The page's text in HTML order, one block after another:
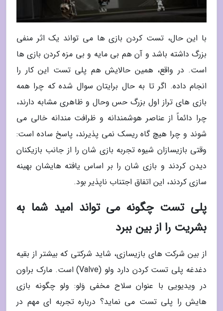
با این حال، تست کردن بازی ها می تواند یک اثر منفی
بزرگ داشته باشد و آن هم بی مایه و بی مزه کردن بازی ها
است. در واقع، همین حالایش هم پلی تست این کار را
انجام داده. اگر تا به حال برایتان سوال شده که چرا همه
بازی های تراز اول بزرگ حس وحال و ظاهری مشابه دارند،
چرا دائماً از عناصر هوشمندانه و ظرافت مندانه خالی می
شوند و چرا هیچ گاه ریسک نمی پذیرند، پاسخ ساده است:
وقتی بازیسازان شیوه تجربه بازی شان را از جانب بازیکنان
دیدن کردند و بازی شان را بر اساس یافته هایشان بهینه
سازی کردند، این اتفاق اجتناب ناپذیر بود.
پلی تست چگونه می تواند امید شما به
بشریت را از بین ببرد
از بین شرکت های بازیسازی، شاید شرکتی که بیشتر از بقیه
دغدغه پلی تست کردن دارد ولو (Valve) است. مارک براون
در ویدیویی با عنوان سلاح مخفی وَلو: ولو چگونه بازی
هایش را پلی تست می نماید؟ درباره تجربه ای مهم در